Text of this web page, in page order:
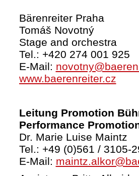
Bärenreiter Praha
Tomáš Novotný
Stage and orchestra
Tel.: +420 274 001 925
E-Mail:
www.baerenreiter.cz
Leitung Promotion
Performance
Dr. Marie Luise Maintz
Tel.: +49 (0)561 / 3105-
E-Mail: